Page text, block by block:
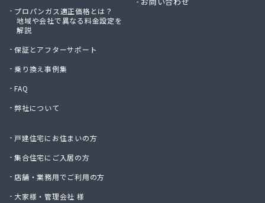
三浦商店
三宝物産株式会社
三宝物産株式会社 石巻営業所
山庄商店
勝又総業有限会社
小野喜米店
新日本ガス
西條商店
石巻ガス株式会社
赤間米穀店
プロパンガス適正価格とは？
地域や会社で異なる料金設定を
解説
保証とアフターサポート
乗り換え事例集
FAQ
弊社について
戸建住宅にお住まいの方
集合住宅にご入居の方
店舗・業務用でご利用の方
大家様・管理会社 様